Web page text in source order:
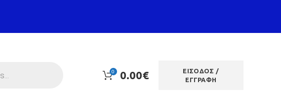
0 0.00€
ΕΙΣΟΔΟΣ /
ΕΓΓΡΑΦΗ